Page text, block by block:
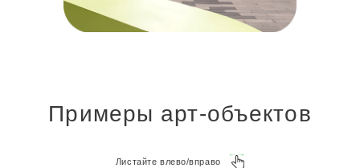
Примеры арт-объектов
Листайте влево/вправо